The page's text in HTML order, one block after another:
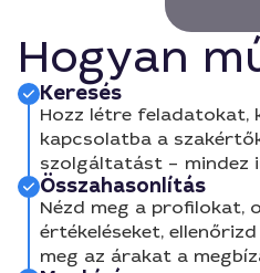
Hogyan
Keresés
Hozz létre feladatokat,
kapcsolatba a
szolgáltatást – mindez
Összahasonlítás
Nézd meg a profilokat,
értékeléseket,
meg az árakat a